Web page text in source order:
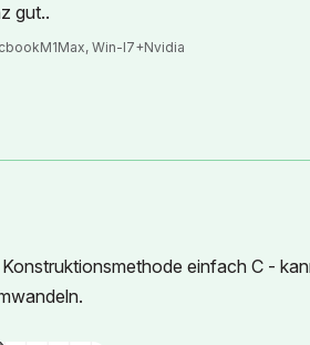
gut..
Win-I7+Nvidia
einfach C -